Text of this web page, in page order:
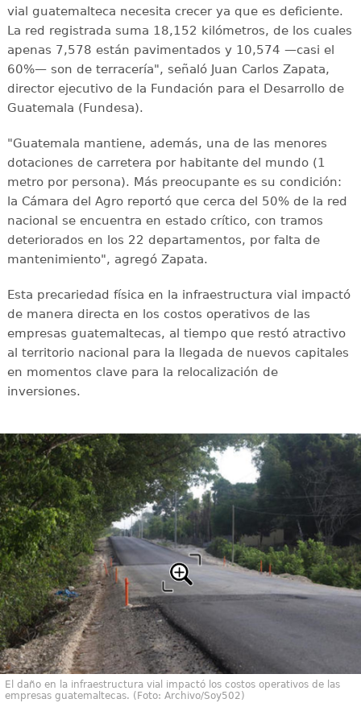
vial guatemalteca necesita crecer ya que es deficiente.
La red registrada suma 18,152 kilómetros, de los cuales
apenas 7,578 están pavimentados y 10,574 —casi el
60%— son de terracería", señaló Juan Carlos Zapata,
director ejecutivo de la Fundación para el Desarrollo de
Guatemala (Fundesa).
"Guatemala mantiene, además, una de las menores
dotaciones de carretera por habitante del mundo (1
metro por persona). Más preocupante es su condición:
la Cámara del Agro reportó que cerca del 50% de la red
nacional se encuentra en estado crítico, con tramos
deteriorados en los 22 departamentos, por falta de
mantenimiento", agregó Zapata.
Esta precariedad física en la infraestructura vial impactó
de manera directa en los costos operativos de las
empresas guatemaltecas, al tiempo que restó atractivo
al territorio nacional para la llegada de nuevos capitales
en momentos clave para la relocalización de
inversiones.
El daño en la infraestructura vial impactó los costos operativos de las
empresas guatemaltecas. (Foto: Archivo/Soy502)